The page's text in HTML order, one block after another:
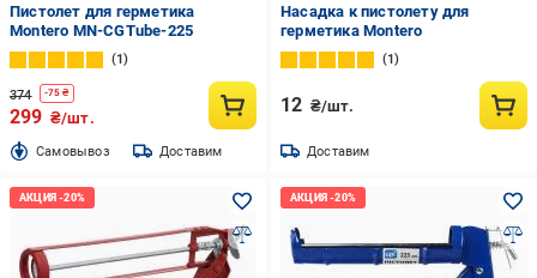
Пистолет для герметика
Montero MN-CGTube-225
1
374 -75 ₴
299 ₴/шт.
Cамовывоз Доставим
Насадка к пистолету для
герметика Montero
1
12 ₴/шт.
Доставим